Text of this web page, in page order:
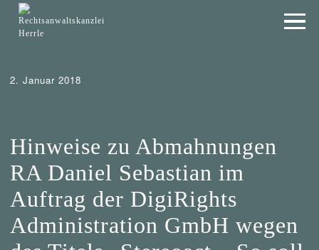
2. Januar 2018
Hinweise zu Abmahnungen
RA Daniel Sebastian im
Auftrag der DigiRights
Administration GmbH wegen